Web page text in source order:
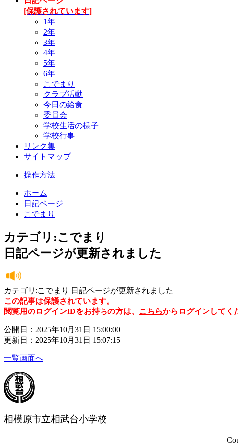
[保護されています]
1年
2年
3年
4年
5年
6年
こでまり
クラブ活動
今日の給食
委員会
学校生活の様子
学校行事
リンク集
サイトマップ
操作方法
ホーム
日記ページ
こでまり
カテゴリ:こでまり
日記ページが更新されました
カテゴリ:こでまり 日記ページが更新されました
この記事は保護されています。
閲覧用のログインIDをお持ちの方は、 こちらからログインしてく
公開日：2025年10月31日 15:00:00
更新日：2025年10月31日 15:07:15
一覧画面へ
相模原市立相武台小学校